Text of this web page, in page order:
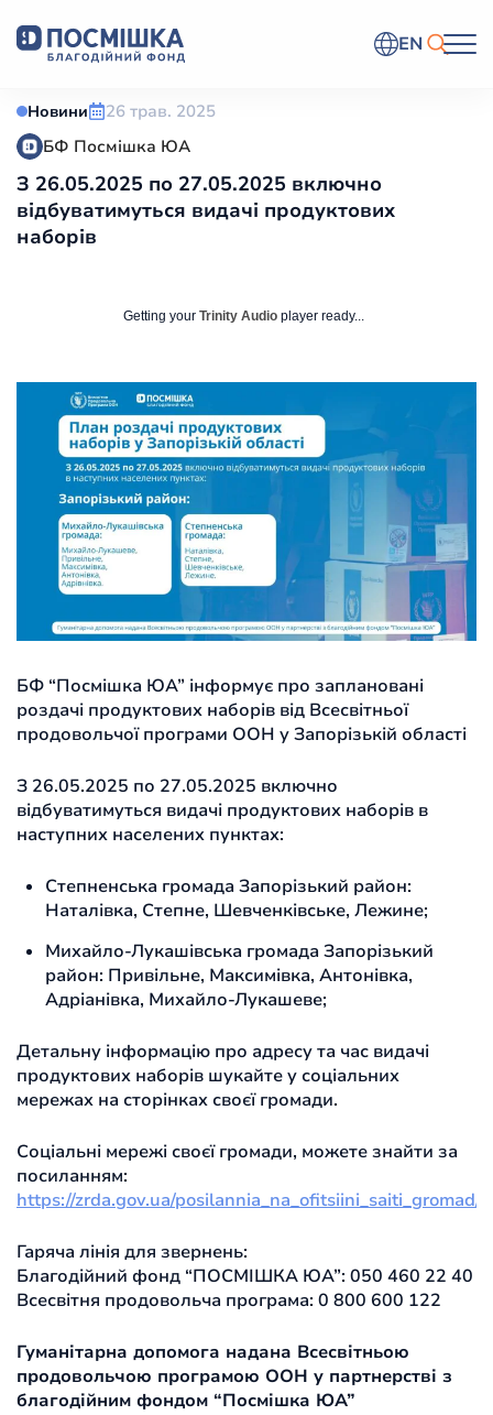
EN
Новини
26 трав. 2025
БФ Посмішка ЮА
З 26.05.2025 по 27.05.2025 включно
відбуватимуться видачі продуктових
наборів
Getting your Trinity Audio player ready...
БФ “Посмішка ЮА” інформує про заплановані
роздачі продуктових наборів від Всесвітньої
продовольчої програми ООН у Запорізькій області
З 26.05.2025 по 27.05.2025 включно
відбуватимуться видачі продуктових наборів в
наступних населених пунктах:
Степненська громада Запорізький район:
Наталівка, Степне, Шевченківське, Лежине;
Михайло-Лукашівська громада Запорізький
район: Привільне, Максимівка, Антонівка,
Адріанівка, Михайло-Лукашеве;
Детальну інформацію про адресу та час видачі
продуктових наборів шукайте у соціальних
мережах на сторінках своєї громади.
Соціальні мережі своєї громади, можете знайти за
посиланням:
https://zrda.gov.ua/posilannia_na_ofitsiini_saiti_gromad/
Гаряча лінія для звернень:
Благодійний фонд “ПОСМІШКА ЮА”: 050 460 22 40
Всесвітня продовольча програма: 0 800 600 122
Гуманітарна допомога надана Всесвітньою
продовольчою програмою ООН у партнерстві з
благодійним фондом “Посмішка ЮА”